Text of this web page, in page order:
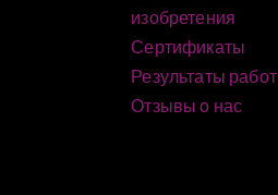
изобретения
Сертификаты
Результаты работ
Отзывы о нас